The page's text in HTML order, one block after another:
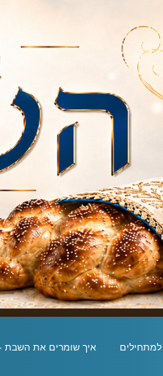
למתחילים איך שומרים את השבת